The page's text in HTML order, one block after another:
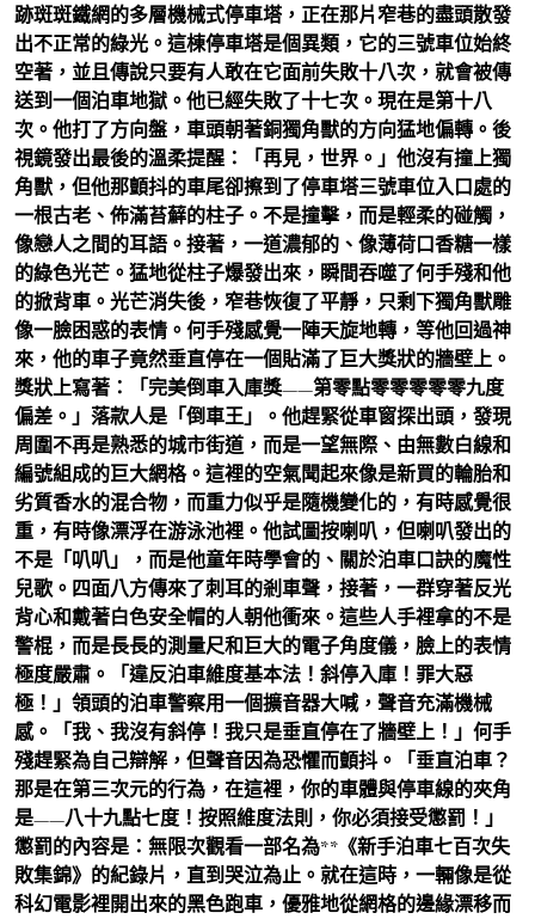
跡斑斑鐵網的多層機械式停車塔，正在那片窄巷的盡頭散發
出不正常的綠光。這棟停車塔是個異類，它的三號車位始終
空著，並且傳說只要有人敢在它面前失敗十八次，就會被傳
送到一個泊車地獄。他已經失敗了十七次。現在是第十八
次。他打了方向盤，車頭朝著銅獨角獸的方向猛地偏轉。後
視鏡發出最後的溫柔提醒：「再見，世界。」他沒有撞上獨
角獸，但他那顫抖的車尾卻擦到了停車塔三號車位入口處的
一根古老、佈滿苔蘚的柱子。不是撞擊，而是輕柔的碰觸，
像戀人之間的耳語。接著，一道濃郁的、像薄荷口香糖一樣
的綠色光芒。猛地從柱子爆發出來，瞬間吞噬了何手殘和他
的掀背車。光芒消失後，窄巷恢復了平靜，只剩下獨角獸雕
像一臉困惑的表情。何手殘感覺一陣天旋地轉，等他回過神
來，他的車子竟然垂直停在一個貼滿了巨大獎狀的牆壁上。
獎狀上寫著：「完美倒車入庫獎——第零點零零零零零九度
偏差。」落款人是「倒車王」。他趕緊從車窗探出頭，發現
周圍不再是熟悉的城市街道，而是一望無際、由無數白線和
編號組成的巨大網格。這裡的空氣聞起來像是新買的輪胎和
劣質香水的混合物，而重力似乎是隨機變化的，有時感覺很
重，有時像漂浮在游泳池裡。他試圖按喇叭，但喇叭發出的
不是「叭叭」，而是他童年時學會的、關於泊車口訣的魔性
兒歌。四面八方傳來了刺耳的剎車聲，接著，一群穿著反光
背心和戴著白色安全帽的人朝他衝來。這些人手裡拿的不是
警棍，而是長長的測量尺和巨大的電子角度儀，臉上的表情
極度嚴肅。「違反泊車維度基本法！斜停入庫！罪大惡
極！」領頭的泊車警察用一個擴音器大喊，聲音充滿機械
感。「我、我沒有斜停！我只是垂直停在了牆壁上！」何手
殘趕緊為自己辯解，但聲音因為恐懼而顫抖。「垂直泊車？
那是在第三次元的行為，在這裡，你的車體與停車線的夾角
是——八十九點七度！按照維度法則，你必須接受懲罰！」
懲罰的內容是：無限次觀看一部名為**《新手泊車七百次失
敗集錦》的紀錄片，直到哭泣為止。就在這時，一輛像是從
科幻電影裡開出來的黑色跑車，優雅地從網格的邊緣漂移而